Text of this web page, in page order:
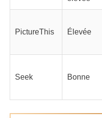
PictureThis Élevée
Seek Bonne